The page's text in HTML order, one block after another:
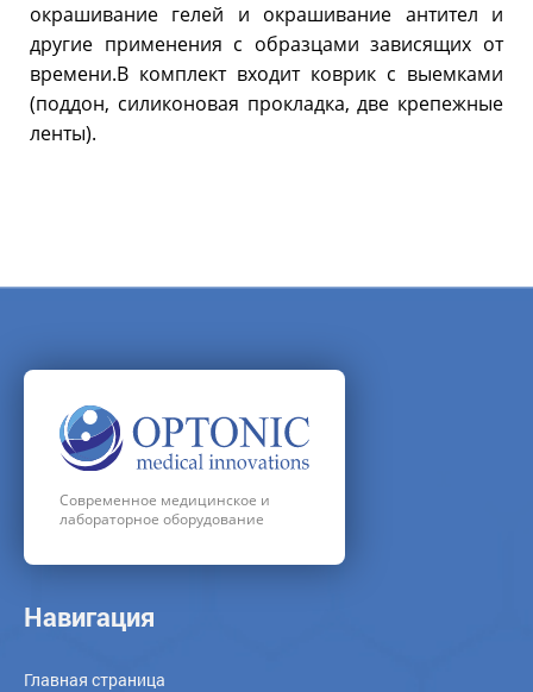
окрашивание гелей и окрашивание антител и
другие применения с образцами зависящих от
времени.В комплект входит коврик с выемками
(поддон, силиконовая прокладка, две крепежные
ленты).
Современное медицинское и
лабораторное оборудование
Навигация
Главная страница